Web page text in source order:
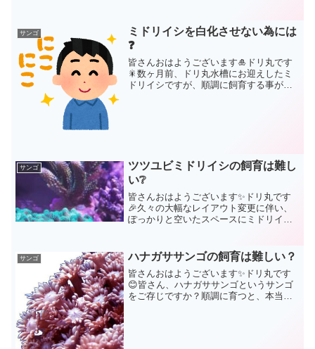
サンゴ
ミドリイシを白化させない為には
❓
皆さんおはようございます🎍ドリ丸です
🎇数ヶ月前、ドリ丸水槽にお迎えしたミ
ドリイシですが、順調に飼育する事が出
サンゴ
ツツユビミドリイシの飼育は難し
い❔
皆さんおはようございます✨ドリ丸です
🎉久々の大幅なレイアウト変更に伴い、
ぽっかりと空いたスペースにミドリイシ
います「ビークール」さんから落札させ
て頂きました(こちらのシ...
サンゴ ハナガササンゴの飼育は難しい？
皆さんおはようございます✨ドリ丸です
😊皆さん、ハナガササンゴというサンゴ
をご存じですか？順調に育つと、本当に